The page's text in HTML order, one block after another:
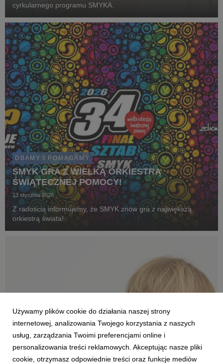
cyrkularnego programu SMYKA.
DBAMY I POMAGAMY
SMYK GRA Z WIELKĄ ORKIESTRĄ
ŚWIĄTECZNEJ POMOCY!
13 stycznia 2026
Z radością informujemy, że SMYK znów gra z największą
orkiestrą świata!
DBAMY I POMAGAMY
Używamy plików cookie do działania naszej strony
internetowej, analizowania Twojego korzystania z naszych
usług, zarządzania Twoimi preferencjami online i
personalizowania treści reklamowych. Akceptując nasze pliki
cookie, otrzymasz odpowiednie treści oraz funkcje mediów